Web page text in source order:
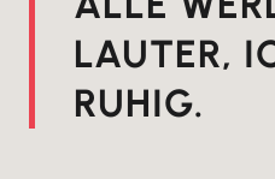
LAUTER,
RUHIG.